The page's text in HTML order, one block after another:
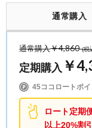
サプリメント・食品
∟ 美容サプリメント
∟ スキンケア
お得にお買い物
おトクなロート定期
読みもの
スタッフのお気に入
新着情報
個人情報の取り扱
通常購入
通常購入￥4,860 (税
定期購入 ￥
45ココロートポイ
ロート定期
以上20%割